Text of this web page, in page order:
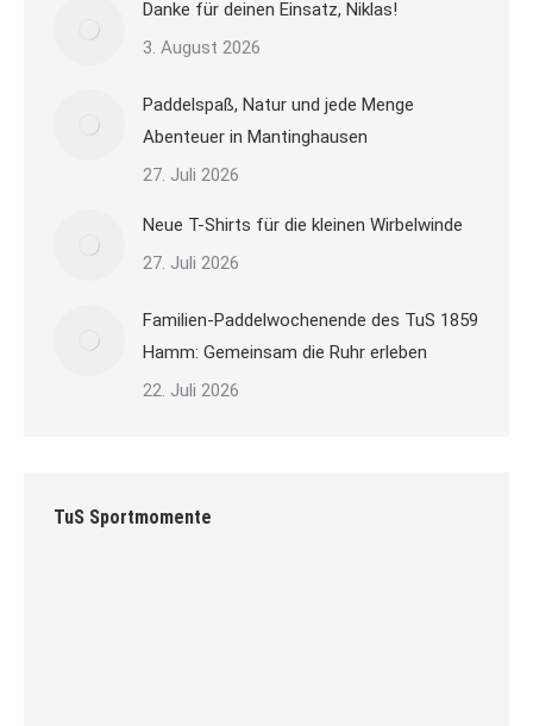
Danke für deinen Einsatz, Niklas!
3. August 2026
Paddelspaß, Natur und jede Menge
Abenteuer in Mantinghausen
27. Juli 2026
Neue T-Shirts für die kleinen Wirbelwinde
27. Juli 2026
Familien-Paddelwochenende des TuS 1859
Hamm: Gemeinsam die Ruhr erleben
22. Juli 2026
TuS Sportmomente